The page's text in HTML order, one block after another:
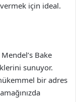
için ideal.
Bake
sunuyor.
bir adres